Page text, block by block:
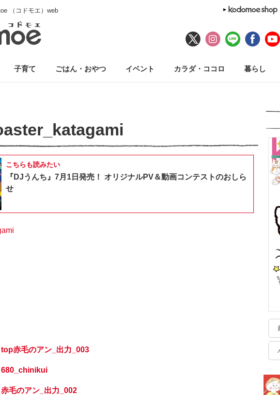
（コドモエ）web
子育て ごはん・おやつ イベント カラダ・ココロ 暮らし
こちらも読みたい
『DJうんち』7月1日発売！ オリジナルPV＆動画コンテストのおしら
せ
top赤毛のアン_出力_003
680_chinikui
赤毛のアン_出力_002